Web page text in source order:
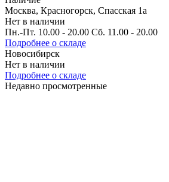
Москва, Красногорск, Спасская 1а
Нет в наличии
Пн.-Пт. 10.00 - 20.00 Сб. 11.00 - 20.00
Подробнее о складе
Новосибирск
Нет в наличии
Подробнее о складе
Недавно просмотренные